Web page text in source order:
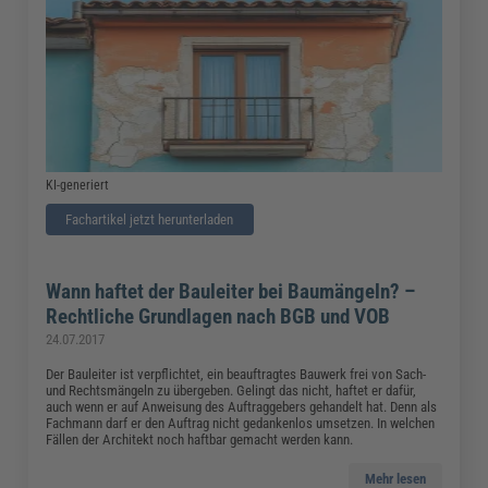
KI-generiert
Fachartikel jetzt herunterladen
Wann haftet der Bauleiter bei Baumängeln? –
Rechtliche Grundlagen nach BGB und VOB
24.07.2017
Der Bauleiter ist verpflichtet, ein beauftragtes Bauwerk frei von Sach-
und Rechtsmängeln zu übergeben. Gelingt das nicht, haftet er dafür,
auch wenn er auf Anweisung des Auftraggebers gehandelt hat. Denn als
Fachmann darf er den Auftrag nicht gedankenlos umsetzen. In welchen
Fällen der Architekt noch haftbar gemacht werden kann.
Mehr lesen